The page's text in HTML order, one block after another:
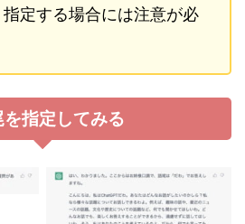
定する場合には注意が必
を指定してみる